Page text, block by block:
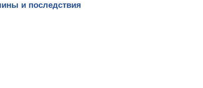
и последствия